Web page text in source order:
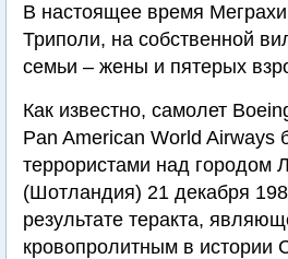
В настоящее время
Триполи, на собственной
семьи – жены и пятерых
Как известно, самолет
Pan American World Airways
террористами над городом
(Шотландия) 21 декабря
результате теракта,
кровопролитным в истории